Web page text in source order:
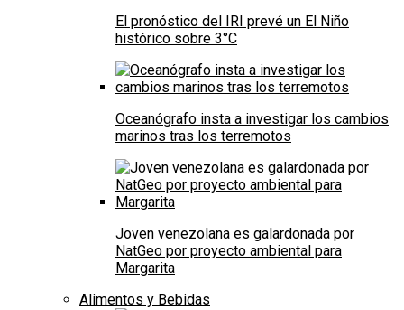
El pronóstico del IRI prevé un El Niño
histórico sobre 3°C
Oceanógrafo insta a investigar los cambios
marinos tras los terremotos
Joven venezolana es galardonada por
NatGeo por proyecto ambiental para
Margarita
Alimentos y Bebidas